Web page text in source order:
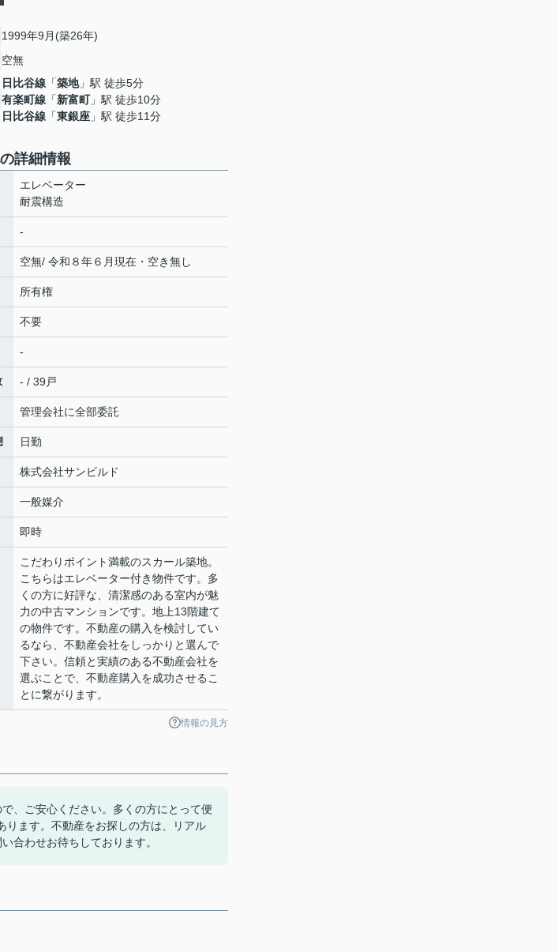
1999年9月(築26年)
空無
日比谷線 「築地」駅 徒歩5分
有楽町線 「新富町」駅 徒歩10分
日比谷線 「東銀座 」駅 徒歩11分
詳細情報
エレベーター
耐震構造
-
空無/ 令和８年６月現在・空き無し
所有権
不要
-
- / 39戸
管理会社に全部委託
日勤
株式会社サンビルド
一般媒介
即時
こだわりポイント満載のスカール築地。
こちらはエレベーター付き物件です。多
くの方に好評な、清潔感のある室内が魅
力の中古マンションです。地上13階建て
の物件です。不動産の購入を検討してい
るなら、不動産会社をしっかりと選んで
下さい。信頼と実績のある不動産会社を
選ぶことで、不動産購入を成功させるこ
とに繋がります。
情報の見方
、ご安心ください。多くの方にとって便
ります。不動産をお探しの方は、リアル
合わせお待ちしております。